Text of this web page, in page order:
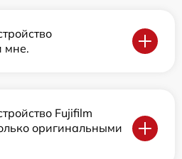
мне.
Fujifilm
оригинальными